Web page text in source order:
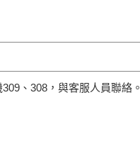
、308，與客服人員聯絡。